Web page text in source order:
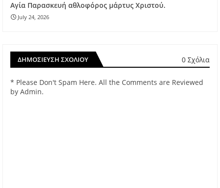
Αγία Παρασκευή αθλοφόρος μάρτυς Χριστού.
July 24, 2026
ΔΗΜΟΣΊΕΥΣΗ ΣΧΟΛΊΟΥ 0 Σχόλια
* Please Don't Spam Here. All the Comments are Reviewed
by Admin.